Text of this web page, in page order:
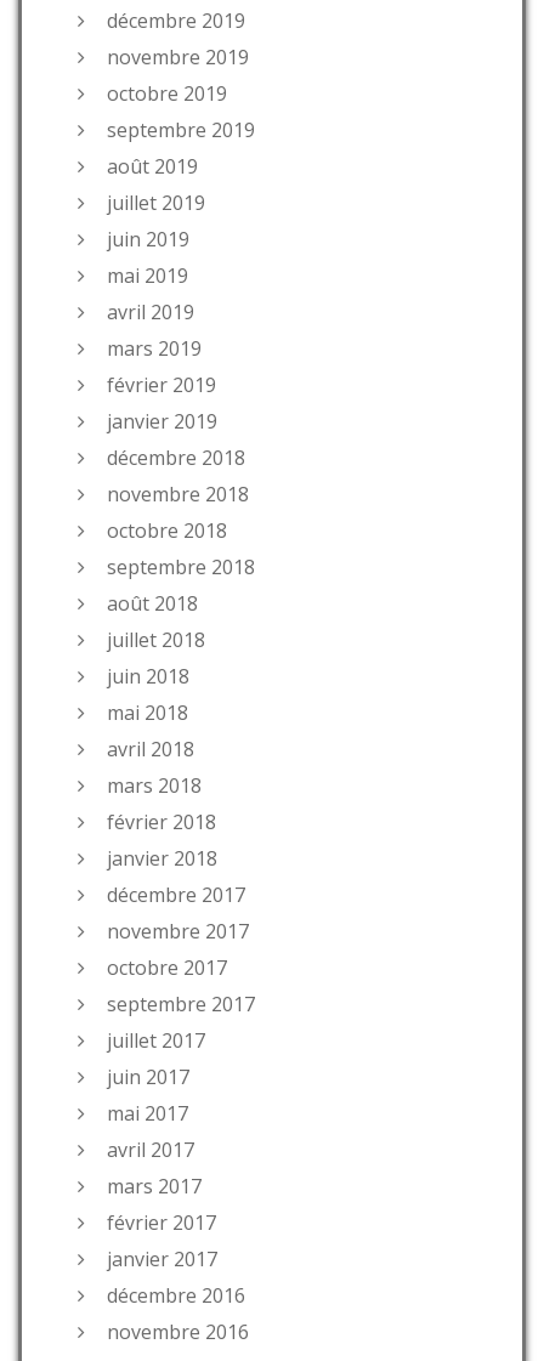
décembre 2019
novembre 2019
octobre 2019
septembre 2019
août 2019
juillet 2019
juin 2019
mai 2019
avril 2019
mars 2019
février 2019
janvier 2019
décembre 2018
novembre 2018
octobre 2018
septembre 2018
août 2018
juillet 2018
juin 2018
mai 2018
avril 2018
mars 2018
février 2018
janvier 2018
décembre 2017
novembre 2017
octobre 2017
septembre 2017
juillet 2017
juin 2017
mai 2017
avril 2017
mars 2017
février 2017
janvier 2017
décembre 2016
novembre 2016